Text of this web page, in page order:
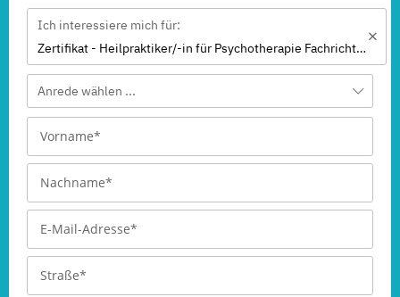
Ich interessiere mich für:
Zertifikat - Heilpraktiker/-in für Psychotherapie Fachrichtung "Psychologische/r Berater/-in"
Anrede wählen ...